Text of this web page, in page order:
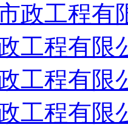
政工程有
工程有限
工程有限
工程有限